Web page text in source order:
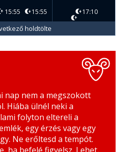
15:55 15:55 17:10
holdtölte
MÉRLEG
SKORPIÓ
NYILAS
nap nem a megszokott
Hiába ülnél neki a
folyton eltereli a
egy érzés vagy egy
Ne erőltesd a tempót.